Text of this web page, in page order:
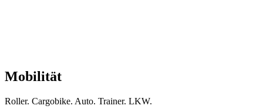
Mobilität
Roller. Cargobike. Auto. Trainer. LKW.